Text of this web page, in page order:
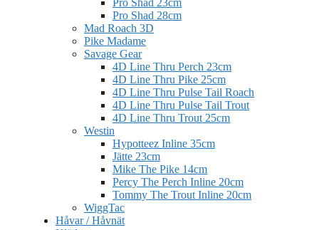
Pro Shad 28cm
Mad Roach 3D
Pike Madame
Savage Gear
4D Line Thru Perch 23cm
4D Line Thru Pike 25cm
4D Line Thru Pulse Tail Roach
4D Line Thru Pulse Tail Trout
4D Line Thru Trout 25cm
Westin
Hypotteez Inline 35cm
Jätte 23cm
Mike The Pike 14cm
Percy The Perch Inline 20cm
Tommy The Trout Inline 20cm
WiggTac
Håvar / Håvnät